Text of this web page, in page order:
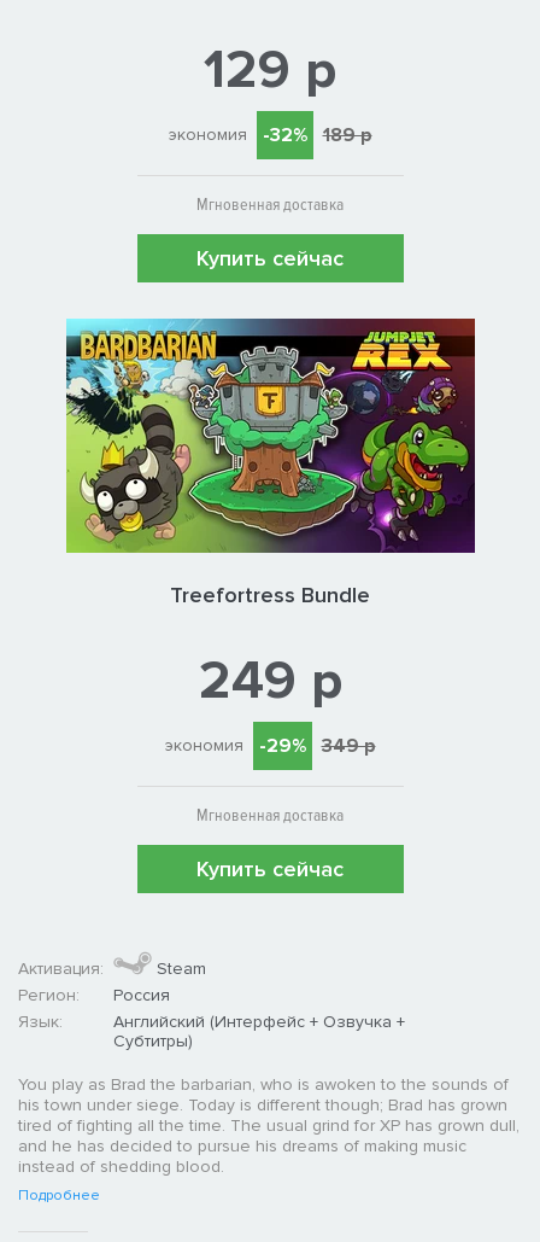
129 р
экономия -32% 189 р
Мгновенная доставка
Купить сейчас
Treefortress Bundle
249 р
экономия -29% 349 р
Мгновенная доставка
Купить сейчас
Активация:
Steam
Регион:
Россия
Язык:
Английский (Интерфейс + Озвучка +
Субтитры)
You play as Brad the barbarian, who is awoken to the sounds of
his town under siege. Today is different though; Brad has grown
tired of fighting all the time. The usual grind for XP has grown dull,
and he has decided to pursue his dreams of making music
instead of shedding blood.
Подробнее